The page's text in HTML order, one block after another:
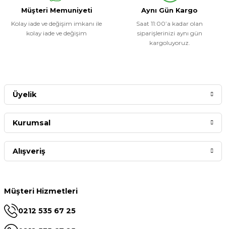
Müşteri Memuniyeti
Kolay iade ve değişim imkanı ile
kolay iade ve değişim
Aynı Gün Kargo
Saat 11:00’a kadar olan
siparişlerinizi aynı gün
kargoluyoruz.
Müşteri Hizmetleri
0212 535 67 25
Üyelik
Kurumsal
Alışveriş